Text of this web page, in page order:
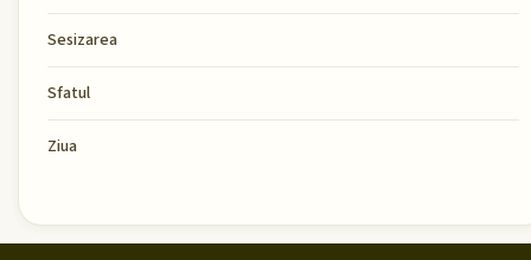
Sesizarea
Sfatul
Ziua